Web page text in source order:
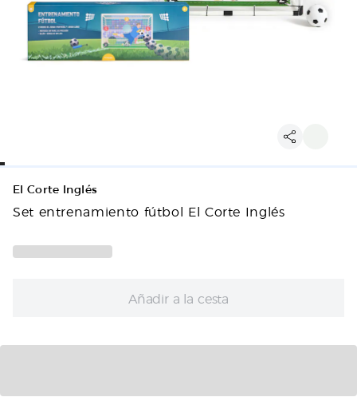
El Corte Inglés
Set entrenamiento fútbol El Corte Inglés
Añadir a la cesta